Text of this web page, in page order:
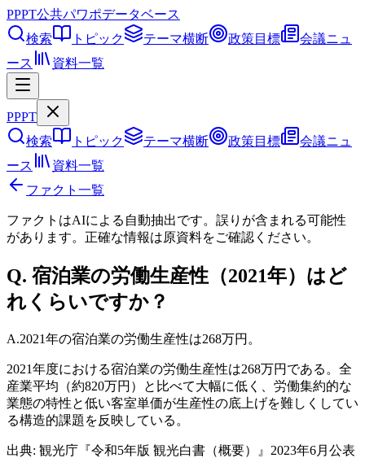
PPPT公共パワポデータベース
検索
トピック テーマ横断 政策目標
会議ニュ
ース
資料一覧
PPPT
検索
トピック テーマ横断 政策目標
会議ニュ
ース
資料一覧
ファクト一覧
ファクトはAIによる自動抽出です。誤りが含まれる可能性
があります。正確な情報は原資料をご確認ください。
Q. 宿泊業の労働生産性（2021年）はど
れくらいですか？
A.2021年の宿泊業の労働生産性は268万円。
2021年度における宿泊業の労働生産性は268万円である。全
産業平均（約820万円）と比べて大幅に低く、労働集約的な
業態の特性と低い客室単価が生産性の底上げを難しくしてい
る構造的課題を反映している。
出典: 観光庁『令和5年版 観光白書（概要）』2023年6月公表